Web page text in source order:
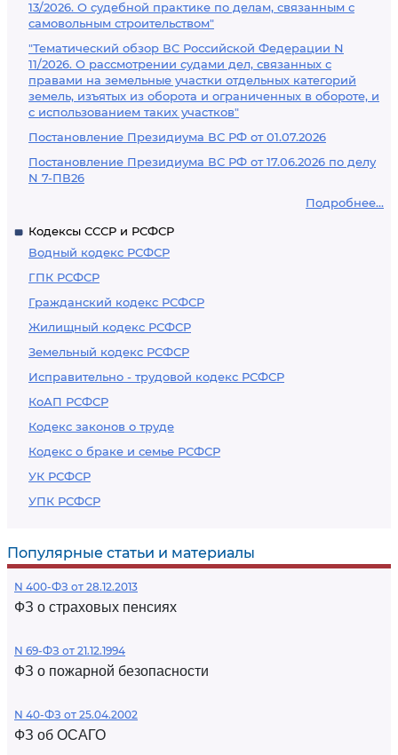
13/2026. О судебной практике по делам, связанным с
самовольным строительством"
"Тематический обзор ВС Российской Федерации N
11/2026. О рассмотрении судами дел, связанных с
правами на земельные участки отдельных категорий
земель, изъятых из оборота и ограниченных в обороте, и
с использованием таких участков"
Постановление Президиума ВС РФ от 01.07.2026
Постановление Президиума ВС РФ от 17.06.2026 по делу
N 7-ПВ26
Подробнее...
Кодексы СССР и РСФСР
Водный кодекс РСФСР
ГПК РСФСР
Гражданский кодекс РСФСР
Жилищный кодекс РСФСР
Земельный кодекс РСФСР
Исправительно - трудовой кодекс РСФСР
КоАП РСФСР
Кодекс законов о труде
Кодекс о браке и семье РСФСР
УК РСФСР
УПК РСФСР
Популярные статьи и материалы
N 400-ФЗ от 28.12.2013
ФЗ о страховых пенсиях
N 69-ФЗ от 21.12.1994
ФЗ о пожарной безопасности
N 40-ФЗ от 25.04.2002
ФЗ об ОСАГО